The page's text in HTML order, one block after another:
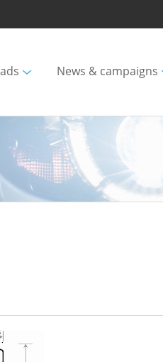
News & campaigns